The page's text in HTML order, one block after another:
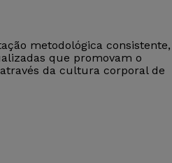
metodológica consistente,
que promovam o
da cultura corporal de